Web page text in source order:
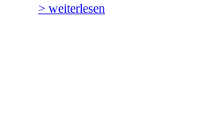
> weiterlesen